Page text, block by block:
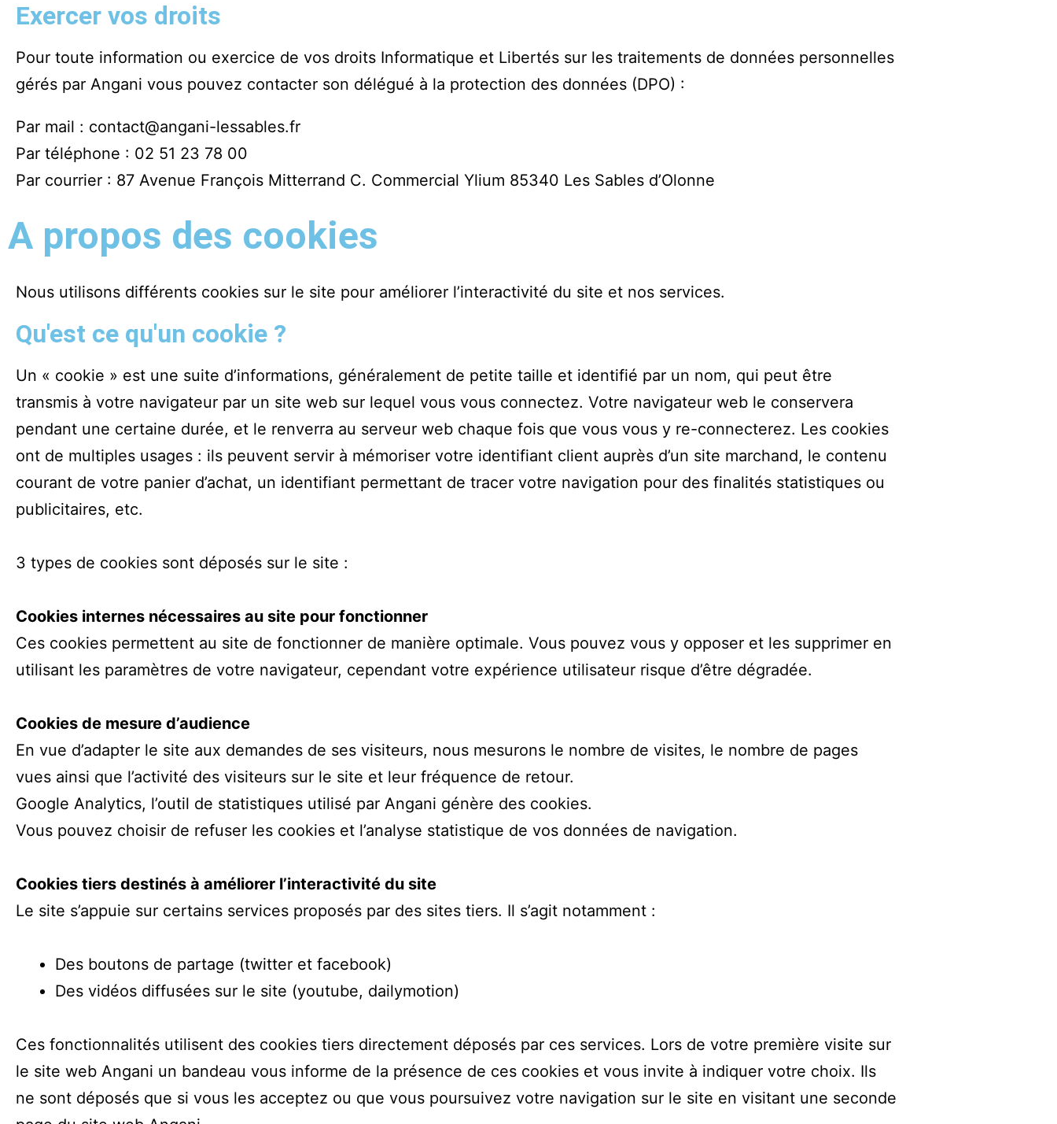
Exercer vos droits
Pour toute information ou exercice de vos droits Informatique et Libertés sur les traitements de données personnelles
gérés par Angani vous pouvez contacter son délégué à la protection des données (DPO) :
Par mail : contact@angani-lessables.fr
Par téléphone : 02 51 23 78 00
Par courrier : 87 Avenue François Mitterrand C. Commercial Ylium 85340 Les Sables d’Olonne
A propos des cookies
Nous utilisons différents cookies sur le site pour améliorer l’interactivité du site et nos services.
Qu'est ce qu'un cookie ?
Un « cookie » est une suite d’informations, généralement de petite taille et identifié par un nom, qui peut être
transmis à votre navigateur par un site web sur lequel vous vous connectez. Votre navigateur web le conservera
pendant une certaine durée, et le renverra au serveur web chaque fois que vous vous y re-connecterez. Les cookies
ont de multiples usages : ils peuvent servir à mémoriser votre identifiant client auprès d’un site marchand, le contenu
courant de votre panier d’achat, un identifiant permettant de tracer votre navigation pour des finalités statistiques ou
publicitaires, etc.
3 types de cookies sont déposés sur le site :
Cookies internes nécessaires au site pour fonctionner
Ces cookies permettent au site de fonctionner de manière optimale. Vous pouvez vous y opposer et les supprimer en
utilisant les paramètres de votre navigateur, cependant votre expérience utilisateur risque d’être dégradée.
Cookies de mesure d’audience
En vue d’adapter le site aux demandes de ses visiteurs, nous mesurons le nombre de visites, le nombre de pages
vues ainsi que l’activité des visiteurs sur le site et leur fréquence de retour.
Google Analytics, l’outil de statistiques utilisé par Angani génère des cookies.
Vous pouvez choisir de refuser les cookies et l’analyse statistique de vos données de navigation.
Cookies tiers destinés à améliorer l’interactivité du site
Le site s’appuie sur certains services proposés par des sites tiers. Il s’agit notamment :
Des boutons de partage (twitter et facebook)
Des vidéos diffusées sur le site (youtube, dailymotion)
Ces fonctionnalités utilisent des cookies tiers directement déposés par ces services. Lors de votre première visite sur
le site web Angani un bandeau vous informe de la présence de ces cookies et vous invite à indiquer votre choix. Ils
ne sont déposés que si vous les acceptez ou que vous poursuivez votre navigation sur le site en visitant une seconde